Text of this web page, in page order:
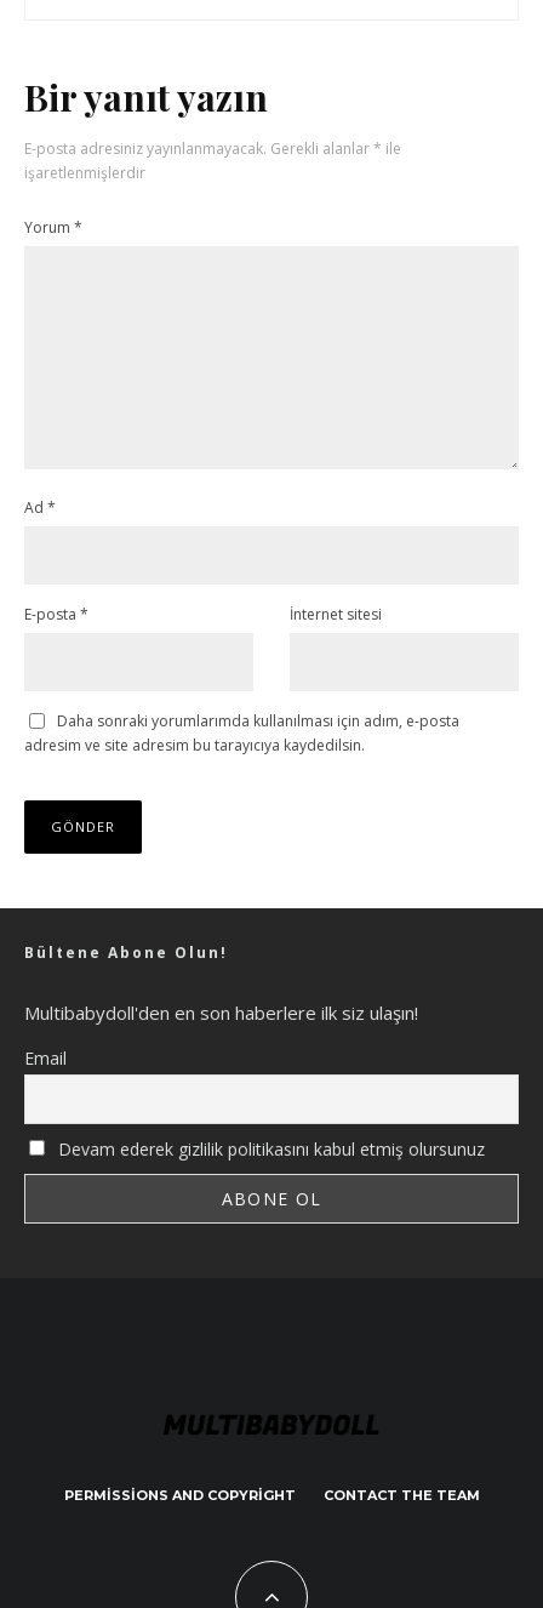
Bir yanıt yazın
E-posta adresiniz yayınlanmayacak. Gerekli alanlar* ile
işaretlenmişlerdir
Yorum *
Ad *
E-posta * İnternet sitesi
Daha sonraki yorumlarımda kullanılması için adım, e-posta
adresim ve site adresim bu tarayıcıya kaydedilsin.
Bültene Abone Olun!
Multibabydoll'den en son haberlere ilk siz ulaşın!
Email
Devam ederek gizlilik politikasını kabul etmiş olursunuz
PERMISSIONS AND COPYRIGHT CONTACT THE TEAM